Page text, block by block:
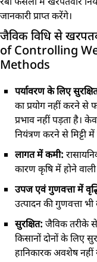
जानकारी प्राप्त करेंगे।
जैविक विधि से
of Controlling
Methods
पर्यावरण के लिए
का प्रयोग नहीं करने से
प्रभाव नहीं पड़ता है।
नियंत्रण करने से मिट्टी
लागत में कमी:
कारण कृषि में होने
उपज एवं गुणवत्ता में
उत्पादन की गुणवत्ता भी
सुरक्षित: जैविक तरीके
किसानों दोनों के लिए
हानिकारक अवशेष नहीं